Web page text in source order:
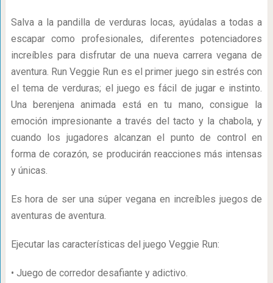
Salva a la pandilla de verduras locas, ayúdalas a todas a
escapar como profesionales, diferentes potenciadores
increíbles para disfrutar de una nueva carrera vegana de
aventura. Run Veggie Run es el primer juego sin estrés con
el tema de verduras; el juego es fácil de jugar e instinto.
Una berenjena animada está en tu mano, consigue la
emoción impresionante a través del tacto y la chabola, y
cuando los jugadores alcanzan el punto de control en
forma de corazón, se producirán reacciones más intensas
y únicas.
Es hora de ser una súper vegana en increíbles juegos de
aventuras de aventura.
Ejecutar las características del juego Veggie Run:
• Juego de corredor desafiante y adictivo.